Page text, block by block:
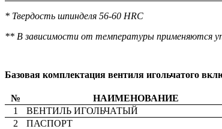
* Твердость шпинделя 56-60 HRC
** В зависимости от температуры применяются
Базовая комплектация вентиля игольчатого
№ НАИМЕНОВАНИЕ
1
ВЕНТИЛЬ ИГОЛЬЧАТЫЙ
2
ПАСПОРТ